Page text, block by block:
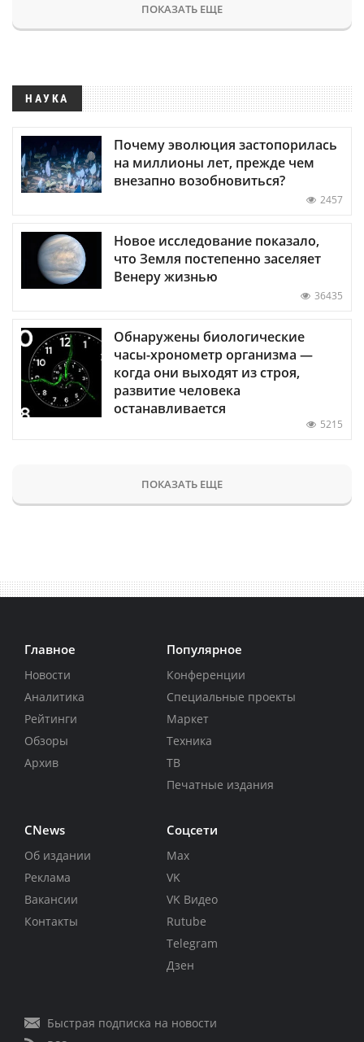
ПОКАЗАТЬ ЕЩЕ
НАУКА
Почему эволюция застопорилась
на миллионы лет, прежде чем
внезапно возобновиться?
2457
Новое исследование показало,
что Земля постепенно заселяет
Венеру жизнью
36435
Обнаружены биологические
часы-хронометр организма —
когда они выходят из строя,
развитие человека
останавливается
5215
ПОКАЗАТЬ ЕЩЕ
Главное
Новости
Аналитика
Рейтинги
Обзоры
Архив
Популярное
Конференции
Специальные проекты
Маркет
Техника
ТВ
Печатные издания
CNews
Об издании
Реклама
Вакансии
Контакты
Соцсети
Max
VK
VK Видео
Rutube
Telegram
Дзен
Быстрая подписка на новости